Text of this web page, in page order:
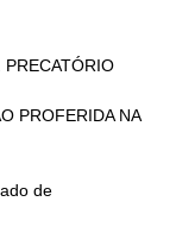
PRECATÓRIO
de